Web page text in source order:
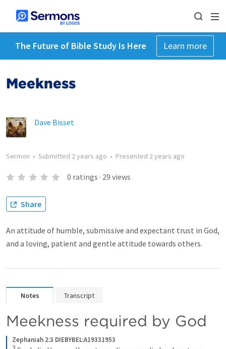
The Future of Bible Study Is Here Learn more
Meekness
Dave Bisset
Sermon • Submitted 2 years ago • Presented 2 years ago
0 ratings · 29 views
Share
An attitude of humble, submissive and expectant trust in God,
and a loving, patient and gentle attitude towards others.
Notes Transcript
Meekness required by God
Zephaniah 2:3 DIEBYBEL:A19331953